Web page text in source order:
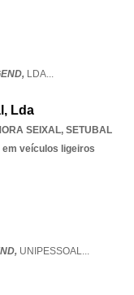
LDA...
Lda
SEIXAL, SETUBAL
veículos ligeiros
UNIPESSOAL...